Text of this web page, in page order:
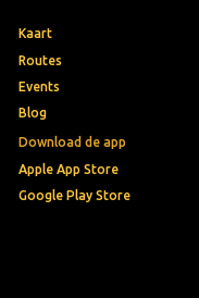
Download de app
Apple App Store
Google Play Store
Kaart
Routes
Events
Blog